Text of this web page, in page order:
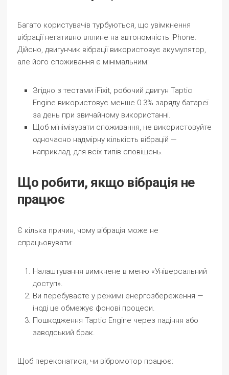
Багато користувачів турбуються, що увімкнення
вібрації негативно вплине на автономність iPhone.
Дійсно, двигунчик вібрації використовує акумулятор,
але його споживання є мінімальним:
Згідно з тестами iFixit, робочий двигун Taptic
Engine використовує менше 0.3% заряду батареї
за день при звичайному використанні.
Щоб мінімізувати споживання, не використовуйте
одночасно надмірну кількість вібрацій —
наприклад, для всіх типів сповіщень.
Що робити, якщо вібрація не
працює
Є кілька причин, чому вібрація може не
спрацьовувати:
Налаштування вимкнене в меню «Універсальний
доступ».
Ви перебуваєте у режимі енергозбереження —
іноді це обмежує фонові процеси.
Пошкодження Taptic Engine через падіння або
заводський брак.
Щоб переконатися, чи вібромотор працює: